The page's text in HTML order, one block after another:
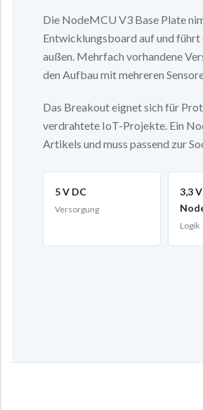
Die NodeMCU V3 Base Plate
Entwicklungsboard auf und führt
außen. Mehrfach vorhandene
den Aufbau mit mehreren
Das Breakout eignet sich für
verdrahtete IoT-Projekte. Ein
Artikels und muss passend zur
5 V DC
Versorgung
3,3
Logik